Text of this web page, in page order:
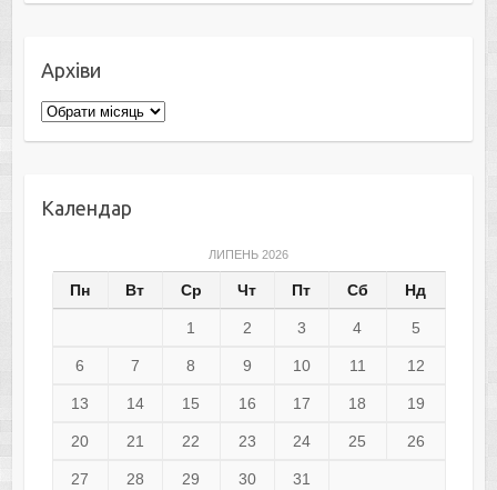
Архіви
Архіви
Календар
ЛИПЕНЬ 2026
Пн Вт Ср Чт Пт Сб Нд
1 2 3 4 5
6 7 8 9 10 11 12
13 14 15 16 17 18 19
20 21 22 23 24 25 26
27 28 29 30
31